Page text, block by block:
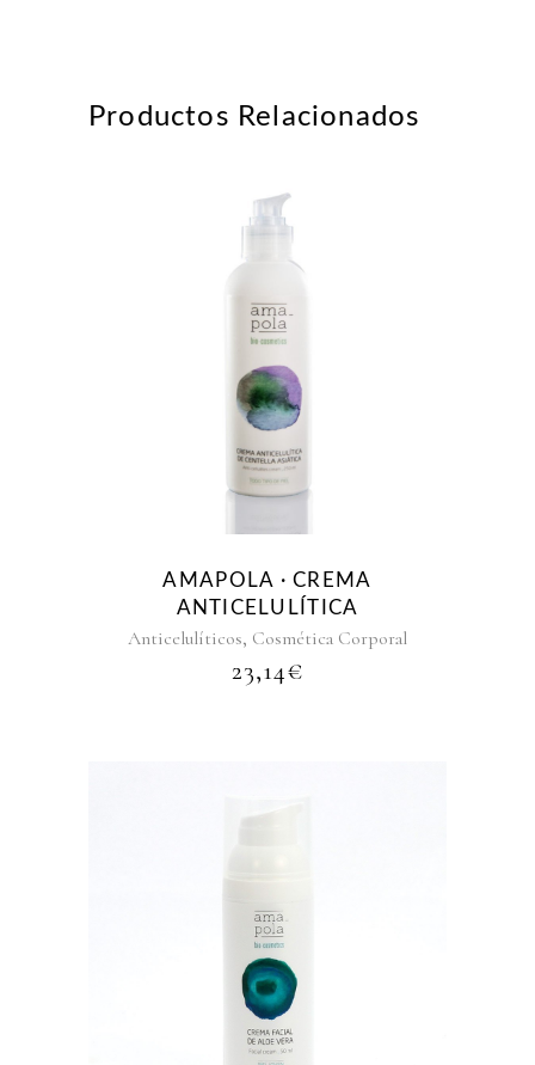
Productos Relacionados
AMAPOLA · CREMA
ANTICELULÍTICA
Anticelulíticos, Cosmética Corporal
23,14€